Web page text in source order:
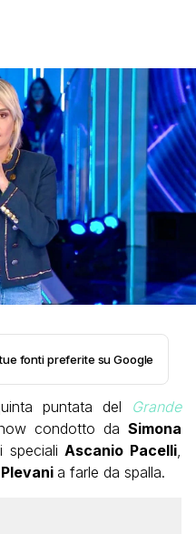
fonti preferite su Google
puntata del
Grande
condotto da Simona
speciali Ascanio Pacelli
a farle da spalla.